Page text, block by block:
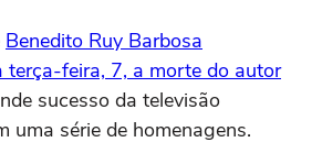
mulheres
Benedito Ruy Barbosa
terça-feira, 7, a morte do autor
sucesso da televisão
uma série de homenagens.